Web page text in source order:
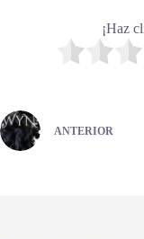
¡Haz
ANTERIOR